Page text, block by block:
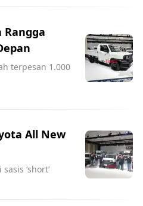
terpesan 1.000
All New
‘short’